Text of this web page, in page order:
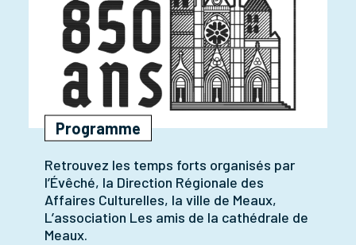
Programme
Retrouvez les temps forts organisés par
l’Évêché, la Direction Régionale des
Affaires Culturelles, la ville de Meaux,
L’association Les amis de la cathédrale de
Meaux.